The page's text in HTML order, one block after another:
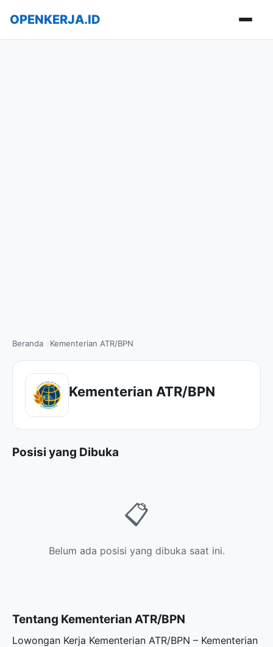
OPENKERJA.ID
Beranda Kementerian ATR/BPN
Kementerian ATR/BPN
Posisi yang Dibuka
📋
Belum ada posisi yang dibuka saat ini.
Tentang Kementerian ATR/BPN
Lowongan Kerja Kementerian ATR/BPN – Kementerian